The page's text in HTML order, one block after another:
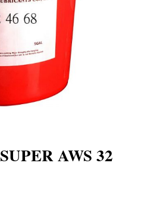
AWS 32